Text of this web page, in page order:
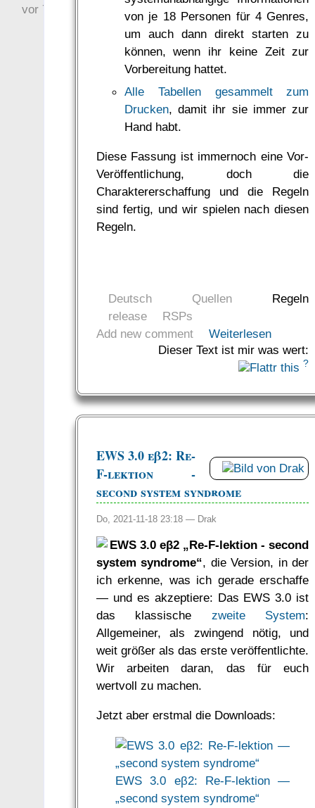
von je 18 Personen für 4 Genres,
um auch dann direkt starten zu
können, wenn ihr keine Zeit zur
Vorbereitung hattet.
Alle Tabellen gesammelt zum
Drucken, damit ihr sie immer zur
Hand habt.
Diese Fassung ist immernoch eine Vor-
Veröffentlichung, doch die
Charaktererschaffung und die Regeln
sind fertig, und wir spielen nach diesen
Regeln.
Deutsch Quellen
Regeln
release
RSPs
Add new comment
Weiterlesen
Dieser Text ist mir was wert:
?
EWS 3.0 eβ2: Re-
F-lektion -
second system syndrome
Do, 2021-11-18 23:18 — Drak
EWS 3.0 eβ2 „Re-F-lektion - second
system syndrome“, die Version, in der
ich erkenne, was ich gerade erschaffe
— und es akzeptiere: Das EWS 3.0 ist
das klassische zweite System:
Allgemeiner, als zwingend nötig, und
weit größer als das erste veröffentlichte.
Wir arbeiten daran, das für euch
wertvoll zu machen.
Jetzt aber erstmal die Downloads:
EWS 3.0 eβ2: Re-F-lektion —
„second system syndrome“
vor 7 Jahre 22 Wochen